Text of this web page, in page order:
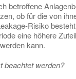
betroffene
ob für die von
Risiko
eine höhere
kann.
beachtet werden?